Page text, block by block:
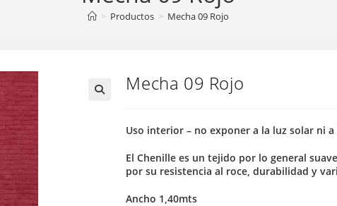
> Productos > Mecha 09 Rojo
Mecha 09 Rojo
Uso interior – no exponer a la luz solar ni
El Chenille es un tejido por lo general
por su resistencia al roce, durabilidad y
Ancho 1,40mts